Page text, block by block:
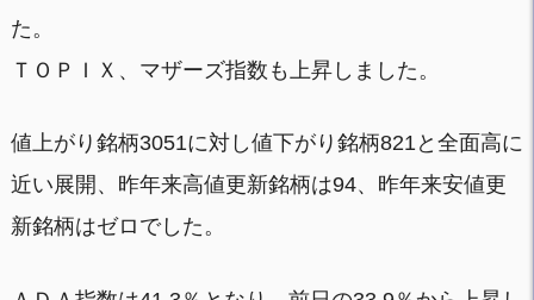
た。
ＴＯＰＩＸ、マザーズ指数も上昇しました。
値上がり銘柄3051に対し値下がり銘柄821と全面高に
近い展開、昨年来高値更新銘柄は94、昨年来安値更
新銘柄はゼロでした。